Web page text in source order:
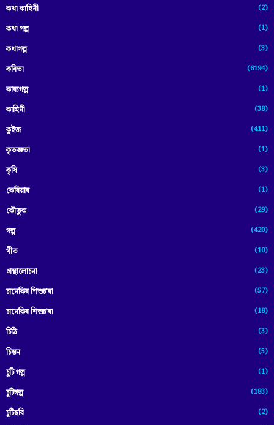
কথা কাহিনী (2)
কথা গল্প (1)
কথাগল্প (3)
কবিতা (6194)
কাব্যগল্প (1)
কাহিনী (38)
কুইজ (411)
কৃতজ্ঞতা (1)
কৃষি (3)
কেৰিয়াৰ (1)
কৌতুক (29)
গল্প (420)
গীত (10)
গ্ৰন্থালোচনা (23)
চানেকিৰ শিশুচ'ৰা (57)
চানেকিৰ শিশুচ’ৰা (18)
চিঠি (3)
চিন্তন (5)
চুটি গল্প (1)
চুটিগল্প (183)
চুটিছবি (2)